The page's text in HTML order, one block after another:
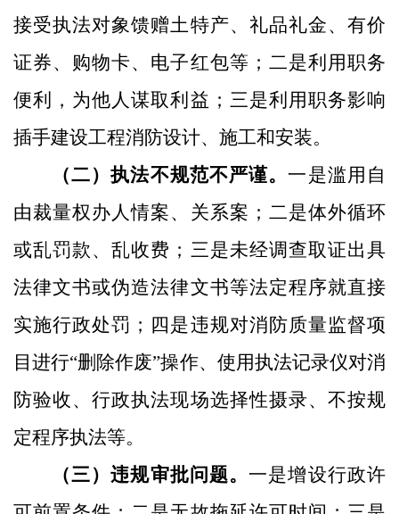
接受执法对象馈赠土特产、礼品礼金、有价
证券、购物卡、电子红包等；二是利用职务
便利，为他人谋取利益；三是利用职务影响
插手建设工程消防设计、施工和安装。
（二）执法不规范不严谨。 一是滥用自
由裁量权办人情案、关系案；二是体外循环
或乱罚款、乱收费；三是未经调查取证出具
法律文书或伪造法律文书等法定程序就直接
实施行政处罚；四是违规对消防质量监督项
目进行“删除作废”操作、使用执法记录仪对消
防验收、行政执法现场选择性摄录、不按规
定程序执法等。
（三）违规审批问题。 一是增设行政许